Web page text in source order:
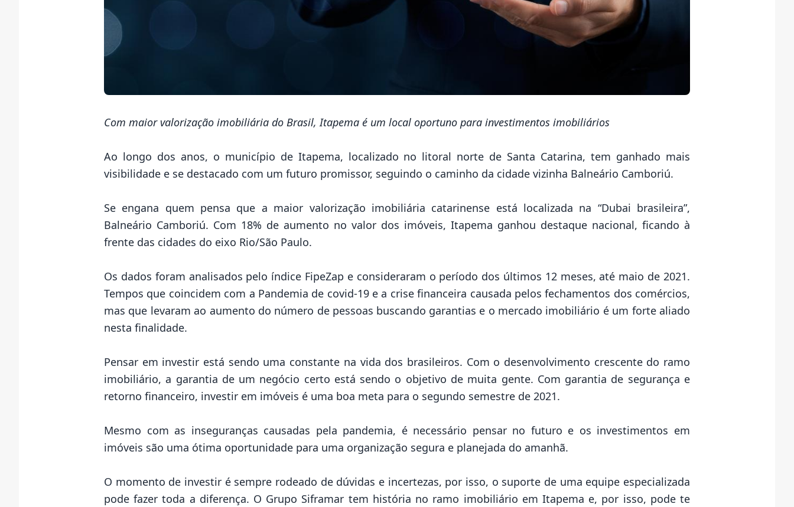
Com maior valorização imobiliária do Brasil, Itapema é um local oportuno para investimentos imobiliários
Ao longo dos anos, o município de Itapema, localizado no litoral norte de Santa Catarina, tem ganhado mais
visibilidade e se destacado com um futuro promissor, seguindo o caminho da cidade vizinha Balneário Camboriú.
Se engana quem pensa que a maior valorização imobiliária catarinense está localizada na “Dubai brasileira”,
Balneário Camboriú. Com 18% de aumento no valor dos imóveis, Itapema ganhou destaque nacional, ficando à
frente das cidades do eixo Rio/São Paulo.
Os dados foram analisados pelo índice FipeZap e consideraram o período dos últimos 12 meses, até maio de 2021.
Tempos que coincidem com a Pandemia de covid-19 e a crise financeira causada pelos fechamentos dos comércios,
mas que levaram ao aumento do número de pessoas buscando garantias e o mercado imobiliário é um forte aliado
nesta finalidade.
Pensar em investir está sendo uma constante na vida dos brasileiros. Com o desenvolvimento crescente do ramo
imobiliário, a garantia de um negócio certo está sendo o objetivo de muita gente. Com garantia de segurança e
retorno financeiro, investir em imóveis é uma boa meta para o segundo semestre de 2021.
Mesmo com as inseguranças causadas pela pandemia, é necessário pensar no futuro e os investimentos em
imóveis são uma ótima oportunidade para uma organização segura e planejada do amanhã.
O momento de investir é sempre rodeado de dúvidas e incertezas, por isso, o suporte de uma equipe especializada
pode fazer toda a diferença. O Grupo Siframar tem história no ramo imobiliário em Itapema e, por isso, pode te